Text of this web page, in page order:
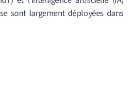
sont largement déployées dans